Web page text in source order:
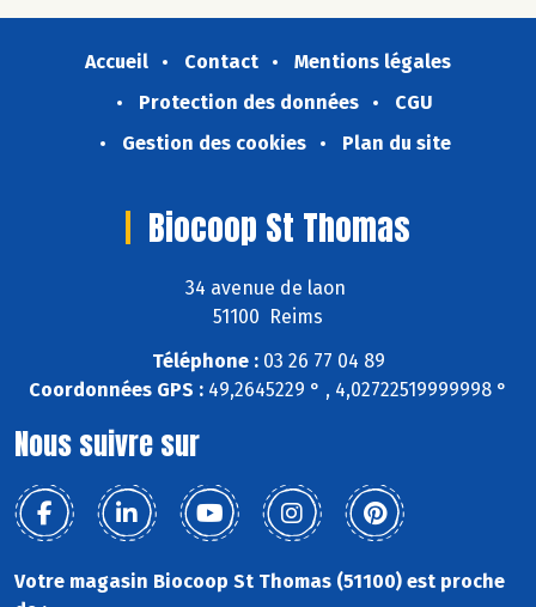
Accueil Contact
Mentions légales
Protection des données
CGU
Gestion des cookies
Plan du site
Biocoop St Thomas
34 avenue de laon
51100 Reims
Téléphone :03 26 77 04 89
Coordonnées GPS : 49,2645229 ° , 4,02722519999998 °
Nous suivre sur
Votre magasin Biocoop St Thomas (51100) est proche